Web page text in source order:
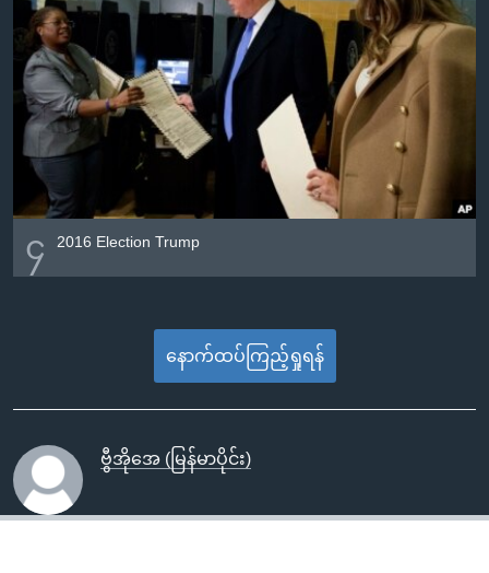
၄ 2016 Election Trump
နောက်ထပ်ကြည့်ရှုရန်
ဗွီအိုအေ (မြန်မာပိုင်း)